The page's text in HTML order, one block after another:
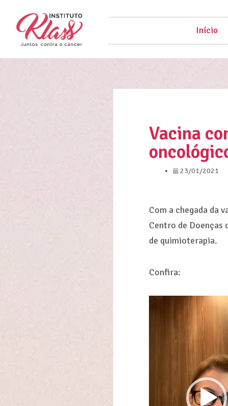
Início
Vacina
23/01/2021
Com a chegada da
Centro de Doenças
de quimioterapia.
Confira: